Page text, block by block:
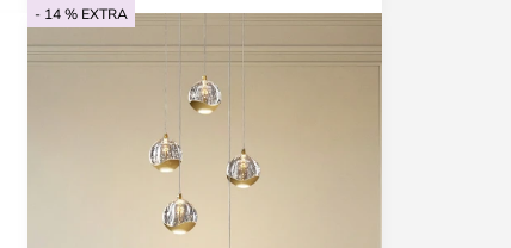
- 14 % EXTRA